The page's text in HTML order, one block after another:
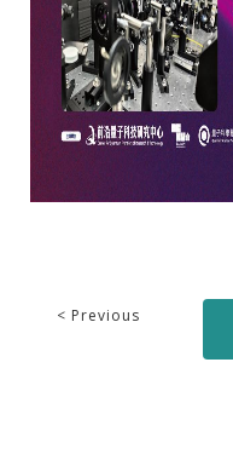
< Previous